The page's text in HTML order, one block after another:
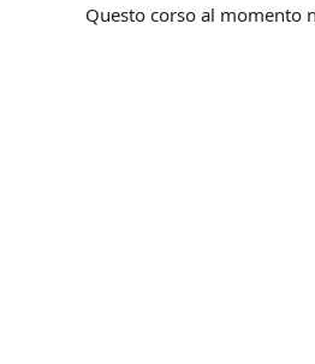
Questo corso al momento